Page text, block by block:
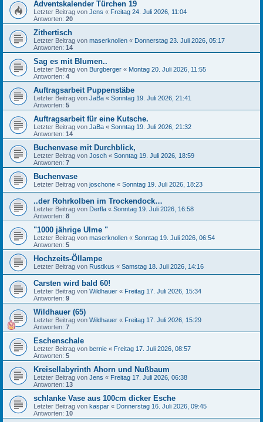
Adventskalender Türchen 19
Letzter Beitrag von Jens « Freitag 24. Juli 2026, 11:04
Antworten: 20
Zithertisch
Letzter Beitrag von maserknollen « Donnerstag 23. Juli 2026, 05:17
Antworten: 14
Sag es mit Blumen..
Letzter Beitrag von Burgberger « Montag 20. Juli 2026, 11:55
Antworten: 4
Auftragsarbeit Puppenstäbe
Letzter Beitrag von JaBa « Sonntag 19. Juli 2026, 21:41
Antworten: 5
Auftragsarbeit für eine Kutsche.
Letzter Beitrag von JaBa « Sonntag 19. Juli 2026, 21:32
Antworten: 14
Buchenvase mit Durchblick,
Letzter Beitrag von Josch « Sonntag 19. Juli 2026, 18:59
Antworten: 7
Buchenvase
Letzter Beitrag von joschone « Sonntag 19. Juli 2026, 18:23
..der Rohrkolben im Trockendock…
Letzter Beitrag von Derfla « Sonntag 19. Juli 2026, 16:58
Antworten: 8
"1000 jährige Ulme "
Letzter Beitrag von maserknollen « Sonntag 19. Juli 2026, 06:54
Antworten: 5
Hochzeits-Öllampe
Letzter Beitrag von Rustikus « Samstag 18. Juli 2026, 14:16
Carsten wird bald 60!
Letzter Beitrag von Wildhauer « Freitag 17. Juli 2026, 15:34
Antworten: 9
Wildhauer (65)
Letzter Beitrag von Wildhauer « Freitag 17. Juli 2026, 15:29
Antworten: 7
Eschenschale
Letzter Beitrag von bernie « Freitag 17. Juli 2026, 08:57
Antworten: 5
Kreisellabyrinth Ahorn und Nußbaum
Letzter Beitrag von Jens « Freitag 17. Juli 2026, 06:38
Antworten: 13
schlanke Vase aus 100cm dicker Esche
Letzter Beitrag von kaspar « Donnerstag 16. Juli 2026, 09:45
Antworten: 10